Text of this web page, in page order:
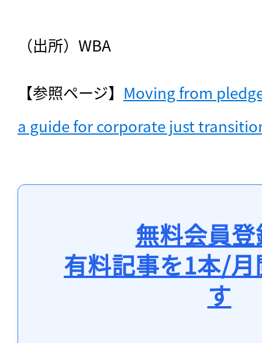
（出所）WBA
【参照ページ】 Moving from
a guide for corporate just
無料会員
有料記事を1本/
す